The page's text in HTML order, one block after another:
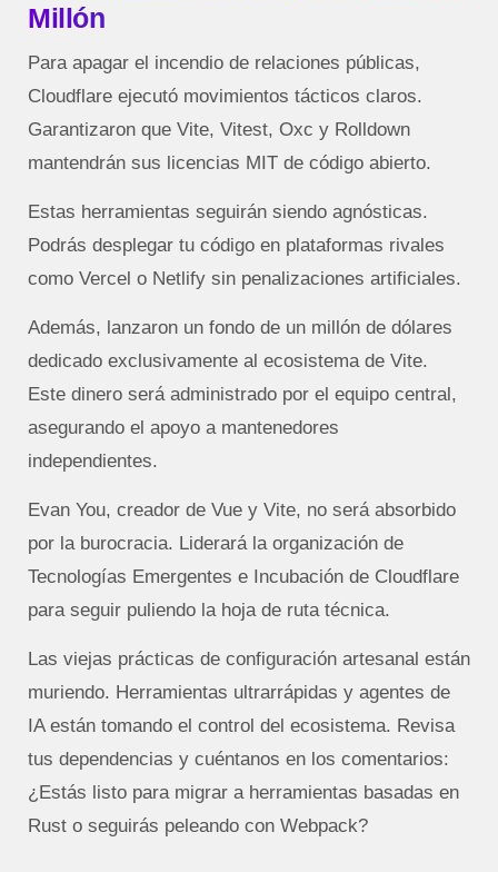
Millón
Para apagar el incendio de relaciones públicas,
Cloudflare ejecutó movimientos tácticos claros.
Garantizaron que Vite, Vitest, Oxc y Rolldown
mantendrán sus licencias MIT de código abierto.
Estas herramientas seguirán siendo agnósticas.
Podrás desplegar tu código en plataformas rivales
como Vercel o Netlify sin penalizaciones artificiales.
Además, lanzaron un fondo de un millón de dólares
dedicado exclusivamente al ecosistema de Vite.
Este dinero será administrado por el equipo central,
asegurando el apoyo a mantenedores
independientes.
Evan You, creador de Vue y Vite, no será absorbido
por la burocracia. Liderará la organización de
Tecnologías Emergentes e Incubación de Cloudflare
para seguir puliendo la hoja de ruta técnica.
Las viejas prácticas de configuración artesanal están
muriendo. Herramientas ultrarrápidas y agentes de
IA están tomando el control del ecosistema. Revisa
tus dependencias y cuéntanos en los comentarios:
¿Estás listo para migrar a herramientas basadas en
Rust o seguirás peleando con Webpack?